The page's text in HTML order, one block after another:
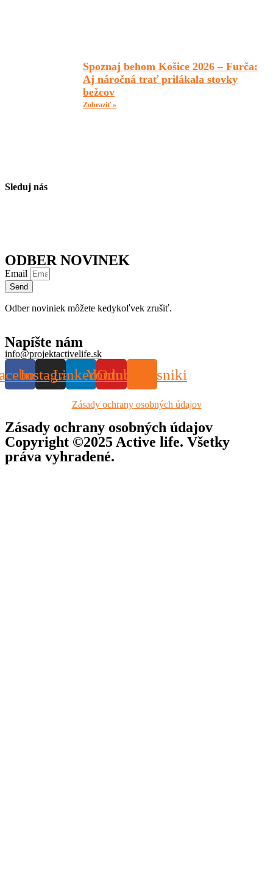
Spoznaj behom Košice 2026 – Furča:
Aj náročná trať prilákala stovky
bežcov
Zobraziť »
Sleduj nás
ODBER NOVINEK
Email
Send
Odber noviniek môžete kedykoľvek zrušiť.
Napíšte nám
info@projektactivelife.sk
InstagramLinkedin
Youtube
Odnoklassniki
Zásady ochrany osobných údajov
Zásady ochrany osobných údajov
Copyright ©2025 Active life. Všetky
práva vyhradené.